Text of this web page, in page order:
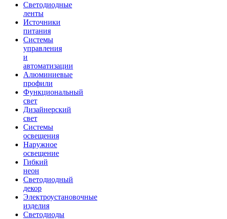
Светодиодные
ленты
Источники
питания
Системы
управления
и
автоматизации
Алюминиевые
профили
Функциональный
свет
Дизайнерский
свет
Системы
освещения
Наружное
освещение
Гибкий
неон
Светодиодный
декор
Электроустановочные
изделия
Светодиоды